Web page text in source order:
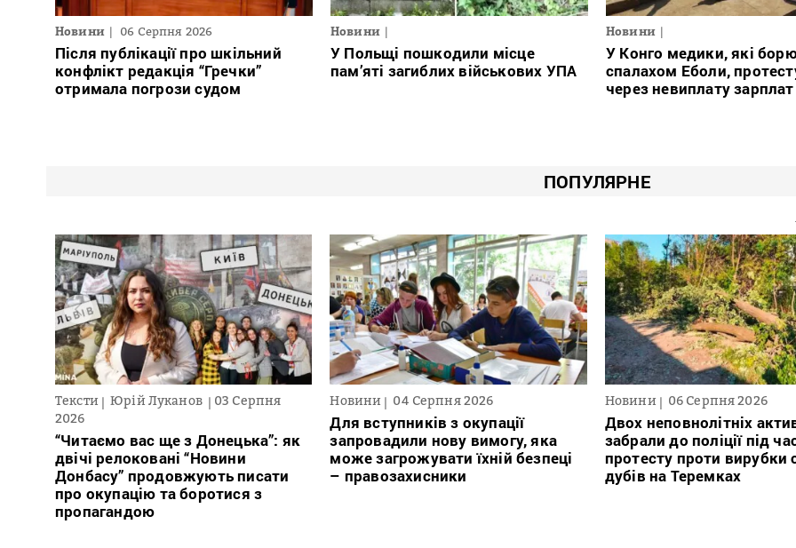
Новини 06 Серпня 2026
Після публікації про шкільний
конфлікт редакція “Гречки”
отримала погрози судом
Новини
У Польщі пошкодили місце
пам’яті загиблих військових УПА
Новини
У Конго медики, які
спалахом Еболи,
через невиплату зарплат
ПОПУЛЯРНЕ
Тексти Юрій Луканов
03 Серпня
2026
“Читаємо вас ще з Донецька”: як
двічі релоковані “Новини
Донбасу” продовжують писати
про окупацію та боротися з
пропагандою
Новини 04 Серпня 2026
Для вступників з окупації
запровадили нову вимогу, яка
може загрожувати їхній безпеці
– правозахисники
Новини 06 Серпня 2026
Двох неповнолітніх
забрали до поліції під
протесту проти вирубки
дубів на Теремках